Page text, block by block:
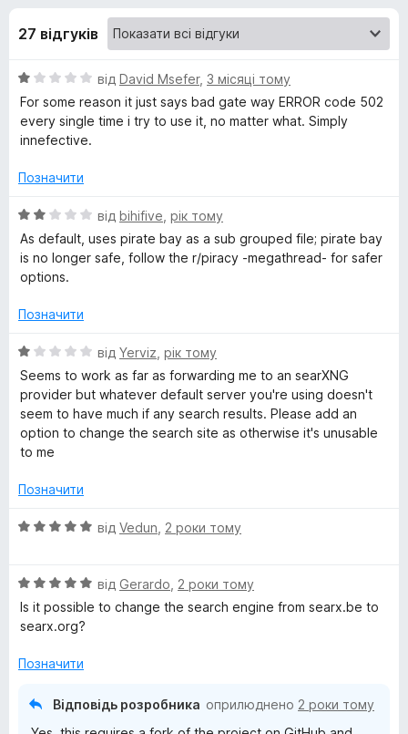
r
e
o
x
д
л
я
S
e
a
r
X
N
G
-
P
r
i
v
a
27 відгуків
О
ц
н
а
з
5
від David Msefer, 3 місяці тому
For some reason it just says bad gate way ERROR code 502
every single time i try to use it, no matter what. Simply
innefective.
Позначити
О
ц
н
а
з
5
від bihifive рік тому
As default, uses pirate bay as a sub grouped file; pirate bay
is no longer safe, follow the r/piracy -megathread- for safer
options.
Позначити
О
ц
н
к
а
з
від Yerviz рік тому
Seems to work as far as forwarding me to an searXNG
provider but whatever default server you're using doesn't
seem to have much if any search results. Please add an
option to change the search site as otherwise it's unusable
to me
Позначити
О
н
к
а
з
від Vedun 2 роки тому
О
ц
к
від Gerardo 2 роки тому
Is it possible to change the search engine from searx.be to
searx.org?
Позначити
Відповідь розробника оприлюднено 2 роки тому